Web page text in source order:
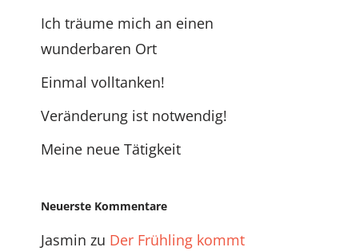
Ich träume mich an einen
wunderbaren Ort
Einmal volltanken!
Veränderung ist notwendig!
Meine neue Tätigkeit
Neuerste Kommentare
Jasmin zu Der Frühling kommt